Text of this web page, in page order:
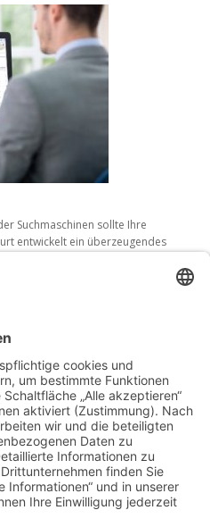
Suchmaschinen sollte Ihre
entwickelt ein überzeugendes